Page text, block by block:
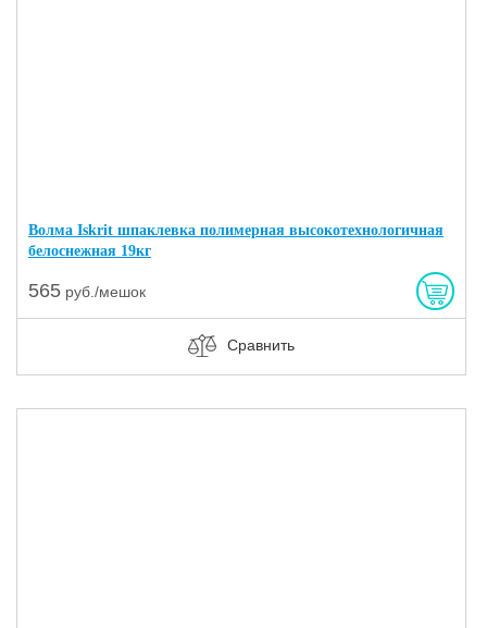
Волма Iskrit шпаклевка полимерная высокотехнологичная
белоснежная 19кг
565 руб./мешок
Сравнить